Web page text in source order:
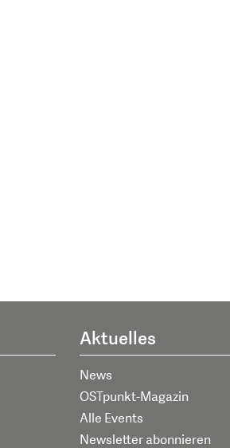
Aktuelles
News
OSTpunkt-Magazin
Alle Events
Newsletter abonnieren